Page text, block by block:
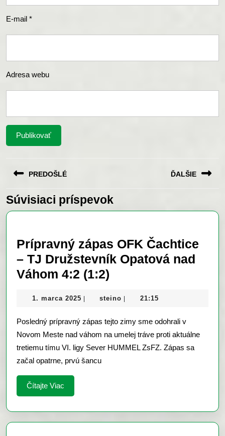
E-mail *
Adresa webu
článku
PREDOŠLÉ
Previous
post:
ĎALŠIE
Next
post:
Súvisiaci príspevok
Prípravný zápas OFK Čachtice
– TJ Družstevník Opatová nad
Váhom 4:2 (1:2)
OFK
Čachtice
–
TJ
Váhom
4:2
1. marca 2025 1.| steino steino
| 21:15
Posledný prípravný zápas tejto zimy sme odohrali v
Novom Meste nad váhom na umelej tráve proti aktuálne
tretiemu tímu VI. ligy Sever HUMMEL ZsFZ. Zápas sa
začal opatrne, prvú šancu
Čítajte Viac
Viac